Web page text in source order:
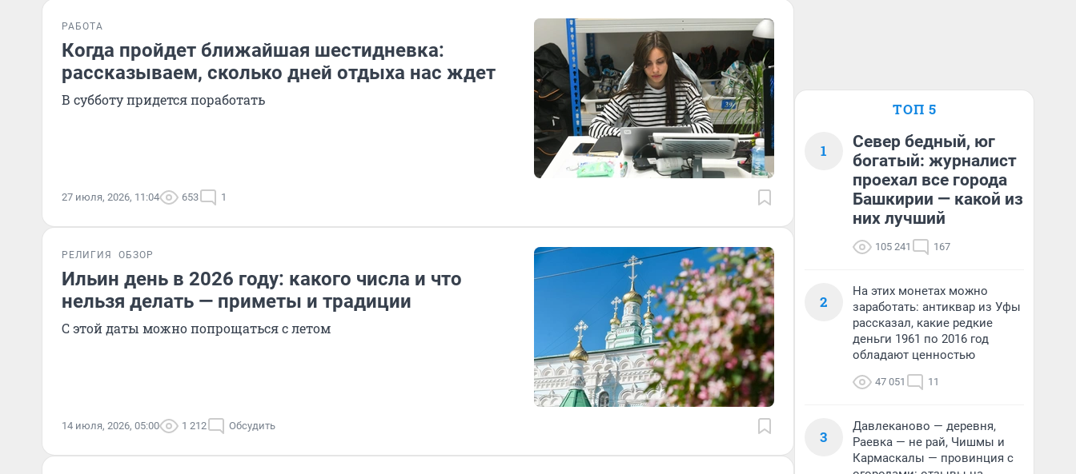
РАБОТА
Когда пройдет ближайшая шестидневка:
рассказываем, сколько дней отдыха нас ждет
В субботу придется поработать
27 июля, 2026, 11:04 653 1
РЕЛИГИЯ ОБЗОР
Ильин день в 2026 году: какого числа и что
нельзя делать — приметы и традиции
С этой даты можно попрощаться с летом
14 июля, 2026, 05:00 1 212 Обсудить
ТОП 5
1
Север бедный, юг
богатый: журналист
проехал все города
Башкирии — какой из
них лучший
105 241 167
2
На этих монетах можно
заработать: антиквар из Уфы
рассказал, какие редкие
деньги 1961 по 2016 год
обладают ценностью
47 051 11
3
Давлеканово — деревня,
Раевка — не рай, Чишмы и
Кармаскалы — провинция с